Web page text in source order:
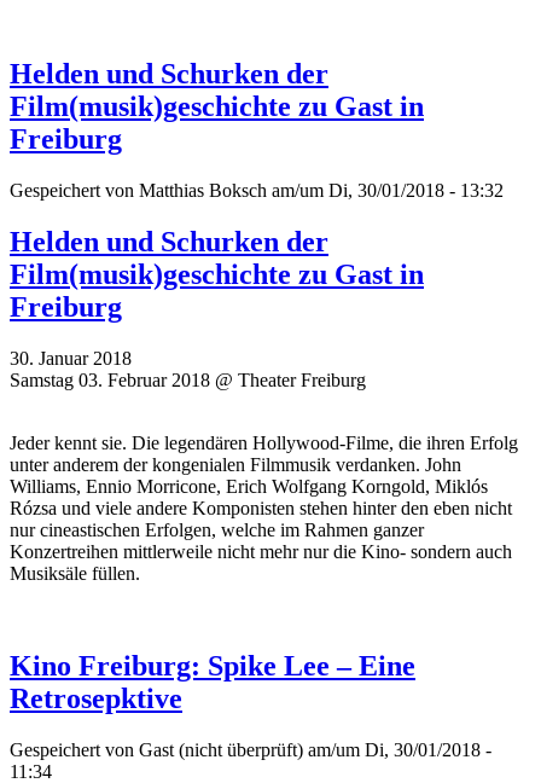
Helden und Schurken der
Film(musik)geschichte zu Gast in
Freiburg
Gespeichert von Matthias Boksch am/um Di, 30/01/2018 - 13:32
Helden und Schurken der
Film(musik)geschichte zu Gast in
Freiburg
30. Januar 2018
Samstag 03. Februar 2018 @ Theater Freiburg
Jeder kennt sie. Die legendären Hollywood-Filme, die ihren Erfolg
unter anderem der kongenialen Filmmusik verdanken. John
Williams, Ennio Morricone, Erich Wolfgang Korngold, Miklós
Rózsa und viele andere Komponisten stehen hinter den eben nicht
nur cineastischen Erfolgen, welche im Rahmen ganzer
Konzertreihen mittlerweile nicht mehr nur die Kino- sondern auch
Musiksäle füllen.
Kino Freiburg: Spike Lee – Eine
Retrosepktive
Gespeichert von Gast (nicht überprüft) am/um Di, 30/01/2018 -
11:34